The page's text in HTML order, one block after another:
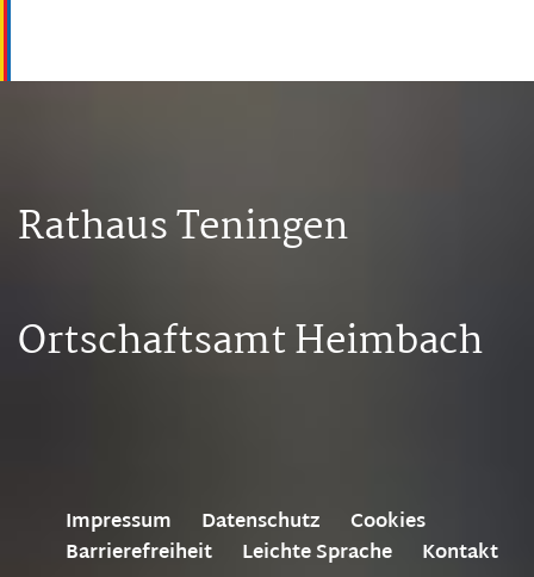
Rathaus Teningen
Ortschaftsamt Heimbach
Impressum Datenschutz
Cookies
Barrierefreiheit
Leichte Sprache Kontakt